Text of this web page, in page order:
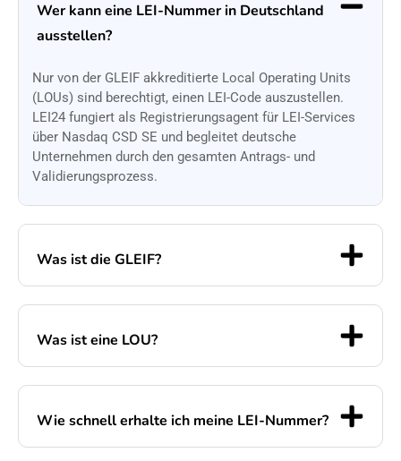
Wer kann eine LEI-Nummer in Deutschland
ausstellen?
Nur von der GLEIF akkreditierte Local Operating Units
(LOUs) sind berechtigt, einen LEI-Code auszustellen.
LEI24 fungiert als Registrierungsagent für LEI-Services
über Nasdaq CSD SE und begleitet deutsche
Unternehmen durch den gesamten Antrags- und
Validierungsprozess.
Was ist die GLEIF?
Was ist eine LOU?
Wie schnell erhalte ich meine LEI-Nummer?